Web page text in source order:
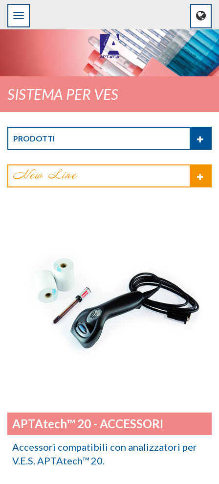
SISTEMA PER VES
PRODOTTI
APTAtech™ 20 - ACCESSORI
Accessori compatibili con analizzatori per
V.E.S. APTAtech™ 20.